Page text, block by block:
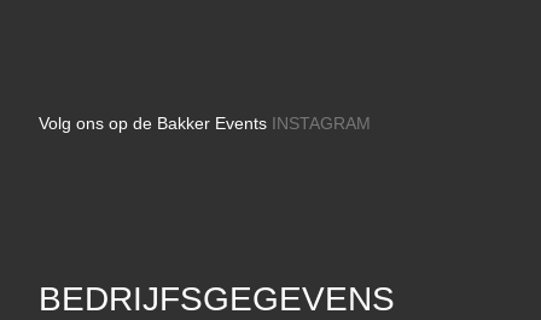
Volg ons op de Bakker Events INSTAGRAM
BEDRIJFSGEGEVENS